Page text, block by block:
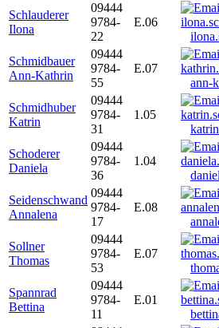
Schlauderer
Ilona
09444
9784-
22
E.06
Schmidbauer
Ann-Kathrin
09444
9784-
55
E.07
ann-
Schmidhuber
Katrin
09444
9784-
31
1.05
Schoderer
Daniela
09444
9784-
36
1.04
Seidenschwand
Annalena
09444
9784-
17
E.08
Sollner
Thomas
09444
9784-
53
E.07
Spannrad
Bettina
09444
9784-
11
E.01